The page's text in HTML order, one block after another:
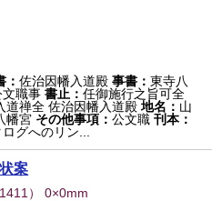
：佐治因幡入道殿 事書：東寺八
職事 書止：任御施行之旨可全
道禅全 佐治因幡入道殿 地名： 山
幡宮 その他事項：公文職 刊本：
グへのリン...
案
1411 ） 0×0mm